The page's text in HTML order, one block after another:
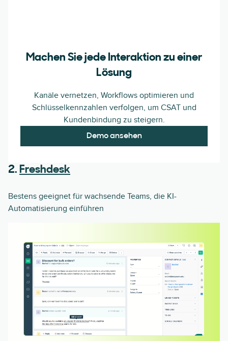
Machen Sie jede Interaktion zu einer
Lösung
Kanäle vernetzen, Workflows optimieren und
Schlüsselkennzahlen verfolgen, um CSAT und
Kundenbindung zu steigern.
Demo ansehen
2. Freshdesk
Bestens geeignet für wachsende Teams, die KI-
Automatisierung einführen